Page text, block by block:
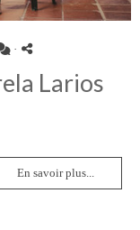
·
Larios
En savoir plus...